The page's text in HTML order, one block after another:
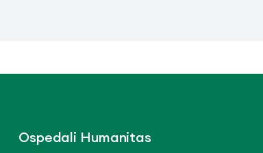
Ospedali Humanitas